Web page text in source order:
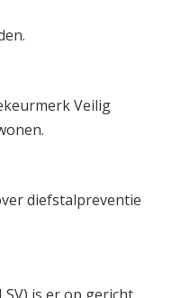
Veilig
diefstalpreventie